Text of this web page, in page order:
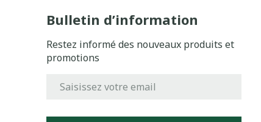
Bulletin d’information
Restez informé des nouveaux produits et
promotions